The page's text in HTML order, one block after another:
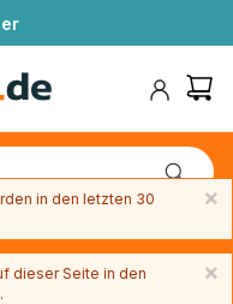
Tage später bezahlen
mit Paypal
×
in den letzten 30
×
dieser Seite in den